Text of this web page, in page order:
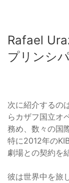
Rafael
プリンシ
次に紹介するの
らカザフ国立オ
務め、数々の国
特に2012年の
劇場との契約を
彼は世界中を旅